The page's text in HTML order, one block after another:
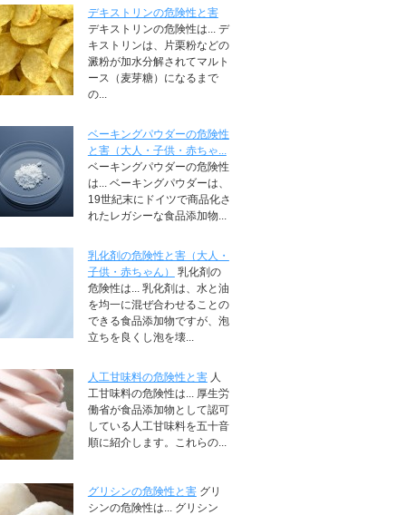
デキストリンの危険性と害
デキストリンの危険性は... デ
キストリンは、片栗粉などの
澱粉が加水分解されてマルト
ース（麦芽糖）になるまで
の...
ベーキングパウダーの危険性
と害（大人・子供・赤ちゃ...
ベーキングパウダーの危険性
は... ベーキングパウダーは、
19世紀末にドイツで商品化さ
れたレガシーな食品添加物...
乳化剤の危険性と害（大人・
子供・赤ちゃん）
乳化剤の
危険性は... 乳化剤は、水と油
を均一に混ぜ合わせることの
できる食品添加物ですが、泡
立ちを良くし泡を壊...
人工甘味料の危険性と害 人
工甘味料の危険性は... 厚生労
働省が食品添加物として認可
している人工甘味料を五十音
順に紹介します。これらの...
グリシンの危険性と害 グリ
シンの危険性は... グリシン